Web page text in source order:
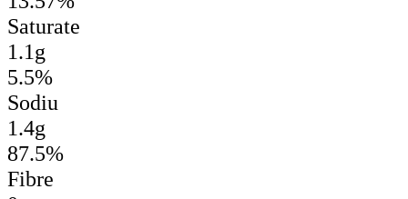
Saturate
1.1g
5.5%
Sodiu
1.4g
87.5%
Fibre